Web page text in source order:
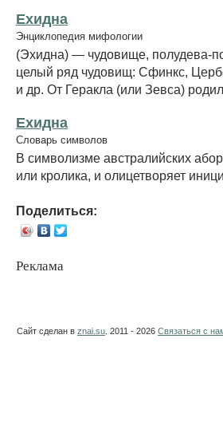
Ехидна
Энциклопедия мифологии
(Эхидна) — чудовище, полудева-
целый ряд чудовищ: Сфинкс,
и др. От Геракла (или Зевса)
Ехидна
Словарь символов
В символизме австралийских
или кролика, и олицетворяет
Поделиться:
Реклама
Сайт сделан в znai.su . 2011 - 2026 Связаться с